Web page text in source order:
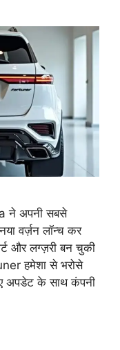
ने अपनी सबसे
वर्ज़न लॉन्च कर
और लग्ज़री बन चुकी
हमेशा से भरोसे
अपडेट के साथ कंपनी